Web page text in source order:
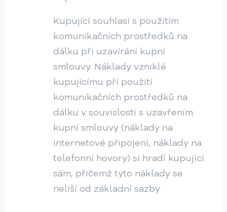
Kupující souhlasí s použitím
komunikačních prostředků na
dálku při uzavírání kupní
smlouvy. Náklady vzniklé
kupujícímu při použití
komunikačních prostředků na
dálku v souvislosti s uzavřením
kupní smlouvy (náklady na
internetové připojení, náklady na
telefonní hovory) si hradí kupující
sám, přičemž tyto náklady se
neliší od základní sazby.